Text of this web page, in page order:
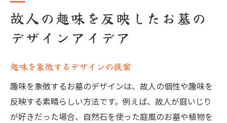
故人の趣味を反映したお墓の
デザインアイデア
趣味を象徴するデザインの提案
趣味を象徴するお墓のデザインは、故人の個性や趣味を
反映する素晴らしい方法です。例えば、故人が庭いじり
が好きだった場合、自然石を使った庭風のお墓や植物を